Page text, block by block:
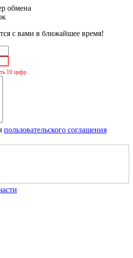
обмена
с вами в ближайшее время!
10 цифр.
пользовательского соглашения